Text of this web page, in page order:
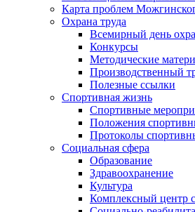
Карта проблем
Охрана труда
Всемирный день
Конкурсы
Методические
Производственный
Полезные ссылки
Спортивная жизнь
Спортивные
Положения
Протоколы
Социальная сфера
Образование
Здравоохранение
Культура
Комплексный центр